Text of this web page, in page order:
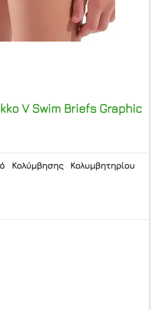
V Swim Briefs Graphic
Κολύμβησης
Κολυμβητηρίου